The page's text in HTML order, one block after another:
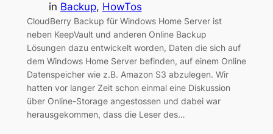
in Backup, HowTos
CloudBerry Backup für Windows Home Server ist
neben KeepVault und anderen Online Backup
Lösungen dazu entwickelt worden, Daten die sich auf
dem Windows Home Server befinden, auf einem Online
Datenspeicher wie z.B. Amazon S3 abzulegen. Wir
hatten vor langer Zeit schon einmal eine Diskussion
über Online-Storage angestossen und dabei war
herausgekommen, dass die Leser des…